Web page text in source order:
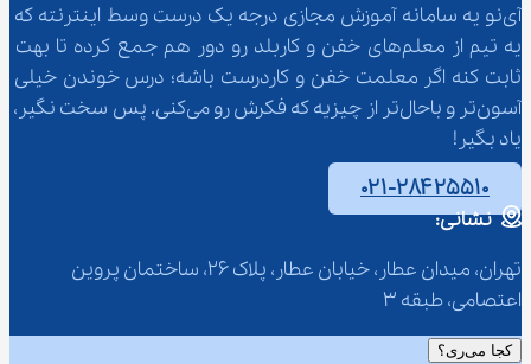
آی‌نو یه سامانه آموزش مجازی درجه یک درست وسط اینترنته که
یه تیم از معلم‌‌های خفن و کاربلد رو دور هم جمع کرده تا بهت
ثابت کنه اگر معلمت خفن و کاردرست باشه؛ درس خوندن خیلی
آسون‌تر و باحال‌تر از چیزیه که فکرش رو می‌کنی. پس سخت نگیر،
یاد بگیر!
۰۲۱-۲۸۴۲۵۵۱۰
نشانی:
تهران، میدان عطار، خیابان عطار، پلاک 26، ساختمان پروین
اعتصامی، طبقه 3
کجا می‌ری؟